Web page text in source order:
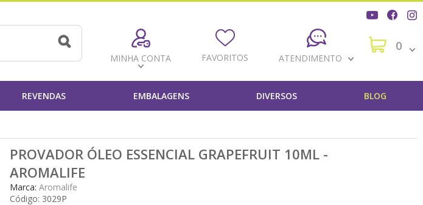
MINHA CONTA FAVORITOS ATENDIMENTO
0
REVENDAS EMBALAGENS DIVERSOS BLOG
PROVADOR ÓLEO ESSENCIAL GRAPEFRUIT 10ML -
AROMALIFE
Marca:Aromalife
Código: 3029P